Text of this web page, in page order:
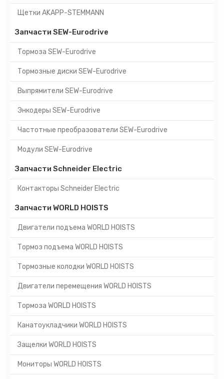
Щетки AKAPP-STEMMANN
Запчасти SEW-Eurodrive
Тормоза SEW-Eurodrive
Тормозные диски SEW-Eurodrive
Выпрямители SEW-Eurodrive
Энкодеры SEW-Eurodrive
Частотные преобразователи SEW-Eurodrive
Модули SEW-Eurodrive
Запчасти Schneider Electric
Контакторы Schneider Electric
Запчасти WORLD HOISTS
Двигатели подъема WORLD HOISTS
Тормоз подъема WORLD HOISTS
Тормозные колодки WORLD HOISTS
Двигатели перемещения WORLD HOISTS
Тормоза WORLD HOISTS
Канатоукладчики WORLD HOISTS
Защелки WORLD HOISTS
Мониторы WORLD HOISTS